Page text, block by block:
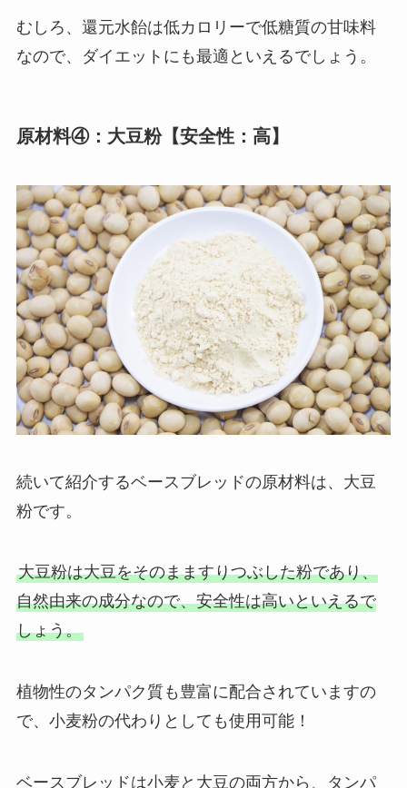
むしろ、還元水飴は低カロリーで低糖質の甘味料
なので、ダイエットにも最適といえるでしょう。
原材料④：大豆粉【安全性：高】
続いて紹介するベースブレッドの原材料は、大豆
粉です。
大豆粉は大豆をそのまますりつぶした粉であり、
自然由来の成分なので、安全性は高いといえるで
しょう。
植物性のタンパク質も豊富に配合されていますの
で、小麦粉の代わりとしても使用可能！
ベースブレッドは小麦と大豆の両方から、タンパ